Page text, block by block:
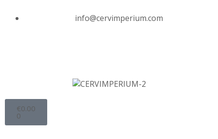
info@cervimperium.com
€0.00
0